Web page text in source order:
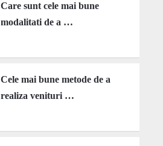
Care sunt cele mai bune
modalitati de a …
Cele mai bune metode de a
realiza venituri …